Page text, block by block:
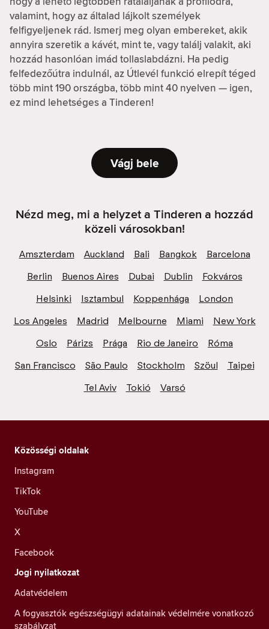
valamint, hogy az általad lájkolt személyek
felfigyeljenek rád. Ismerj meg olyan embereket, akik
annyira szeretik a kávét, mint te, vagy találj valakit, aki
hozzád hasonlóan imád tollaslabdázni. Ha pedig
felfedezőútra indulnál, az Útlevél funkció elrepít téged
több mint 190 országba, több mint 40 nyelven — igen,
ez mind lehetséges a Tinderen!
Vágj bele
Nézd meg, mi a helyzet a Tinderen a hozzád
közeli városokban!
Amszterdam Auckland Bali Bangkok
Barcelona
Berlin
Buenos Aires Dubai Dublin
Fokváros
Helsinki
Isztambul Koppenhága
London
Los Angeles
Madrid Melbourne Miami
New York
Oslo
Párizs Prága Rio de Janeiro
Róma
San Francisco
São Paulo Stockholm Szöul
Taipei
Tel Aviv
Tokió Varsó
Közösségi oldalak
Instagram
TikTok
YouTube
X
Facebook
Jogi nyilatkozat
Adatvédelem
A fogyasztók egészségügyi adatainak védelmére vonatkozó
szabályzat